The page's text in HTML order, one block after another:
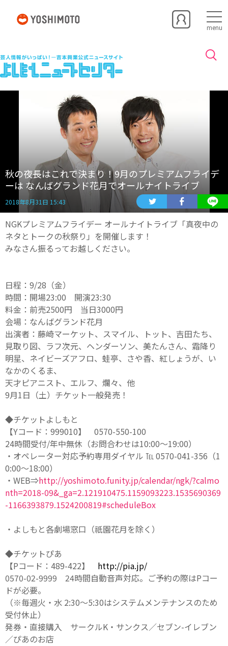
menu
秋の夜長はこれで決まり！9月のプレミアムフライデ
ーは なんばグランド花月でオールナイトライブ
2018年8月31日 15:43
NGKプレミアムフライデー オールナイトライブ「真夜中の
ネタとトークの秋祭り」を開催します！
みなさん振るってお越しください。
日程：9/28（金）
時間：開場23:00 開演23:30
料金：前売2500円 当日3000円
会場：なんばグランド花月
出演者：藤崎マーケット、スマイル、トット、吉田たち、
見取り図、ラフ次元、ヘンダーソン、美たんさん、霜降り
明星、 ネイビーズアフロ、蛙亭、さや香、紅しょうが、い
なかのくるま、
天才ピアニスト、エルフ、爛々、他
9月1日（土）チケット一般発売！
◆チケットよしもと
【Yコード：999010】 0570-550-100
24時間受付/年中無休（お問合わせは10:00〜19:00）
・オペレーター対応予約専用ダイヤル ℡ 0570-041-356（1
0:00～18:00）
・WEB⇒http://yoshimoto.funity.jp/calendar/ngk/?calmo
nth=2018-09&_ga=2.121910475.1159093223.1535690369
-1166393879.1524200819#scheduleBox
・よしもと各劇場窓口（祇園花月を除く）
◆チケットぴあ
【Pコード：489-422】 http://pia.jp/
0570-02-9999 24時間自動音声対応。ご予約の際はPコー
ドが必要。
（※毎週火・水 2:30～5:30はシステムメンテナンスのため
受付休止）
発券・直接購入 サークルK・サンクス／セブン-イレブン
／ぴあのお店